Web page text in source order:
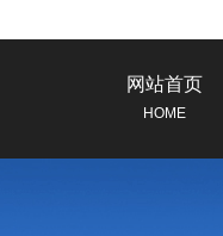
网站首页
HOME